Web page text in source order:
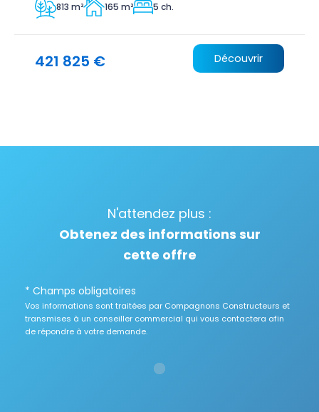
813 m² 165 m² 5 ch.
421 825 € Découvrir
N'attendez plus :
Obtenez des informations sur
cette offre
* Champs obligatoires
Vos informations sont traitées par Compagnons Constructeurs et
transmises à un conseiller commercial qui vous contactera afin
de répondre à votre demande.